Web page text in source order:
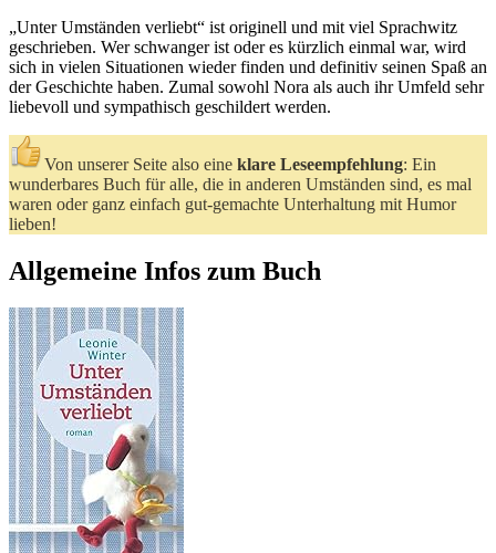
„Unter Umständen verliebt“ ist originell und mit viel Sprachwitz
geschrieben. Wer schwanger ist oder es kürzlich einmal war, wird
sich in vielen Situationen wieder finden und definitiv seinen Spaß an
der Geschichte haben. Zumal sowohl Nora als auch ihr Umfeld sehr
liebevoll und sympathisch geschildert werden.
Von unserer Seite also eine klare Leseempfehlung: Ein
wunderbares Buch für alle, die in anderen Umständen sind, es mal
waren oder ganz einfach gut-gemachte Unterhaltung mit Humor
lieben!
Allgemeine Infos zum Buch